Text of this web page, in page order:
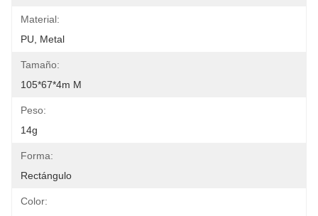
Material:
PU, Metal
Tamaño:
105*67*4m M
Peso:
14g
Forma:
Rectángulo
Color: